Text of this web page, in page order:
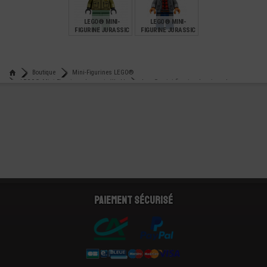
LEGO® MINI-
FIGURINE JURASSIC
LEGO® MINI-
FIGURINE JURASSIC
Boutique
Mini-Figurines LEGO®
LEGO® Mini-Figurines Jurassic World
Lego® mini-figurine dennis nedry
Paiement sécurisé